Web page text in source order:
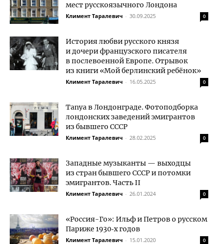
мест русскоязычного Лондона
Климент Таралевич - 30.09.2025 0
История любви русского князя
и дочери французского писателя
в послевоенной Европе. Отрывок
из книги «Мой берлинский ребёнок»
Климент Таралевич - 16.05.2025 0
Tanya в Лондонграде. Фотоподборка
лондонских заведений эмигрантов
из бывшего СССР
Климент Таралевич - 28.02.2025 0
Западные музыканты — выходцы
из стран бывшего СССР и потомки
эмигрантов. Часть II
Климент Таралевич - 26.01.2024 0
«Россия-Го»: Ильф и Петров о русском
Париже 1930‑х годов
Климент Таралевич - 15.01.2020 0